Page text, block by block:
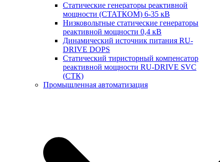
Статические генераторы реактивной
мощности (СТАТКОМ) 6-35 кВ
Низковольтные статические генераторы
реактивной мощности 0,4 кВ
Динамический источник питания RU-
DRIVE DOPS
Cтатический тиристорный компенсатор
реактивной мощности RU-DRIVE SVC
(СТК)
Промышленная автоматизация